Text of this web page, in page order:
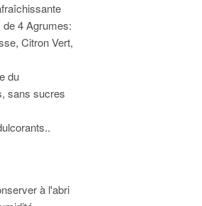
4 Agrumes:
Citron Vert,
du
sans sucres
à l'abri